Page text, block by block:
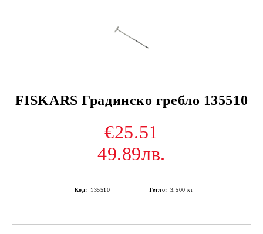
FISKARS Градинско гребло 135510
€25.51
49.89лв.
Код: 135510 Тегло: 3.500 кг